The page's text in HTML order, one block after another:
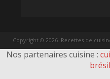
Copyright © 2026. Recettes de
Nos partenaires cuisine :